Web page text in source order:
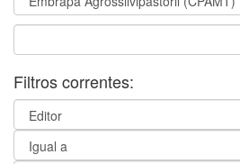
Filtros correntes: